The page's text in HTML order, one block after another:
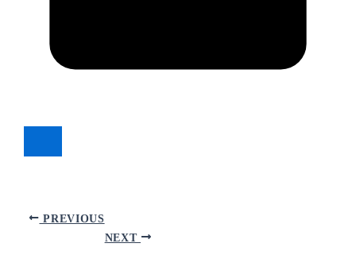
PREVIOUS
NEXT